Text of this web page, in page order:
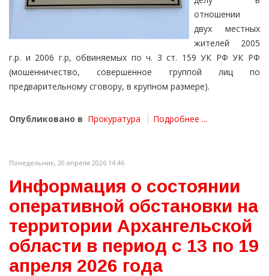
отношении
двух местных
жителей 2005
г.р. и 2006 г.р, обвиняемых по ч. 3 ст. 159 УК РФ УК РФ
(мошенничество, совершенное группой лиц по
предварительному сговору, в крупном размере).
Опубликовано в Прокуратура Подробнее ...
Понедельник, 20 апреля 2026 14:46
Информация о состоянии
оперативной обстановки на
территории Архангельской
области в период с 13 по 19
апреля 2026 года